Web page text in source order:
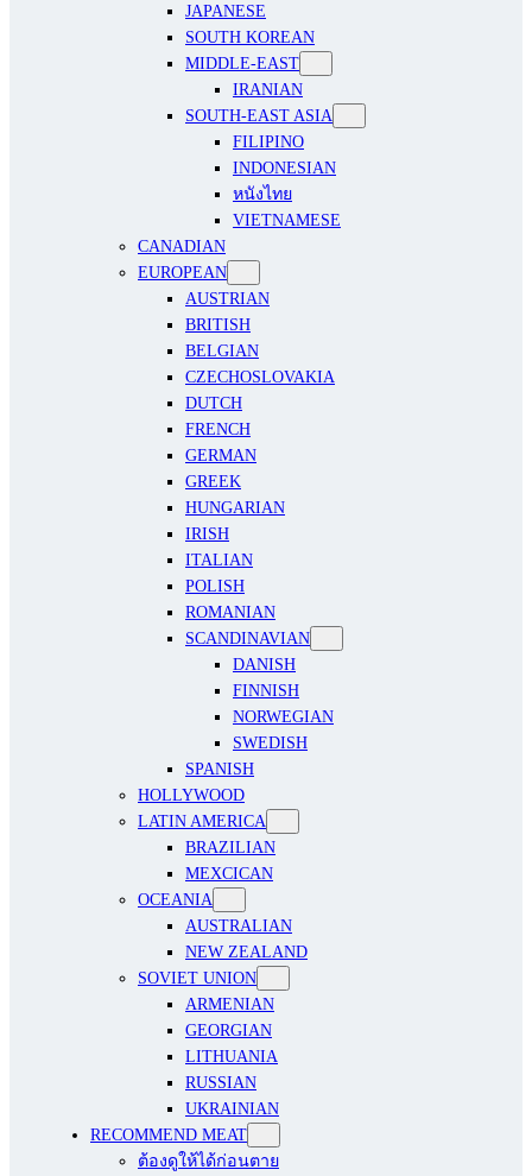
JAPANESE
SOUTH KOREAN
MIDDLE-EAST
IRANIAN
SOUTH-EAST ASIA
FILIPINO
INDONESIAN
หนังไทย
VIETNAMESE
CANADIAN
EUROPEAN
AUSTRIAN
BRITISH
BELGIAN
CZECHOSLOVAKIA
DUTCH
FRENCH
GERMAN
GREEK
HUNGARIAN
IRISH
ITALIAN
POLISH
ROMANIAN
SCANDINAVIAN
DANISH
FINNISH
NORWEGIAN
SWEDISH
SPANISH
HOLLYWOOD
LATIN AMERICA
BRAZILIAN
MEXCICAN
OCEANIA
AUSTRALIAN
NEW ZEALAND
SOVIET UNION
ARMENIAN
GEORGIAN
LITHUANIA
RUSSIAN
UKRAINIAN
RECOMMEND MEAT
ต้องดูให้ได้ก่อนตาย